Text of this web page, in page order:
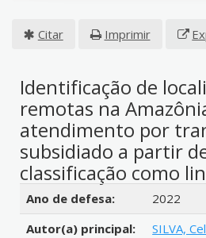
Citar Imprimir
Identificação de
remotas na
atendimento por
subsidiado a partir
classificação como
Detalhes bibliográficos
Ano de defesa:
2022
Autor(a) principal:
SILVA,